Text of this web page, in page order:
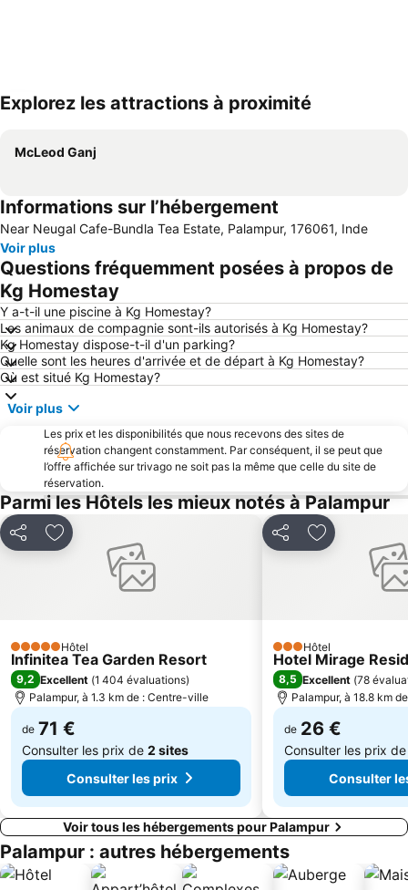
Explorez les attractions à proximité
McLeod Ganj
Informations sur l’hébergement
Near Neugal Cafe-Bundla Tea Estate, Palampur, 176061, Inde
Voir plus
Questions fréquemment posées à propos de
Kg Homestay
Y a-t-il une piscine à Kg Homestay?
Les animaux de compagnie sont-ils autorisés à Kg Homestay?
Kg Homestay dispose-t-il d'un parking?
Quelle sont les heures d'arrivée et de départ à Kg Homestay?
Où est situé Kg Homestay?
Voir plus
Les prix et les disponibilités que nous recevons des sites de
réservation changent constamment. Par conséquent, il se peut que
l’offre affichée sur trivago ne soit pas la même que celle du site de
réservation.
Parmi les Hôtels les mieux notés à Palampur
PartagerAjouter à mes favoris
5 ÉtoilesHôtel
Infinitea Tea Garden Resort
9,2 Excellent (1 404 évaluations)
Palampur, à 1.3 km de : Centre-ville
de 71 €
Consulter les prix de 2 sites
Consulter les prix
PartagerAjouter à
3 Étoiles
Hôtel
Hotel Mirage
8,5 Excellent (78
Palampur, à 18.8 km
de 26 €
Consulter les prix
Consulter
Voir tous les hébergements pour Palampur
Palampur : autres hébergements